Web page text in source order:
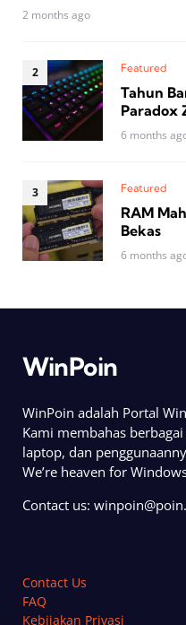
2 months ago
Featured
Tahun
Paradox
6 months
Featured
RAM
Bekas
6 months
WinPoin
WinPoin adalah Portal
Kami membahas
laptop, dan
We’re heaven for
Contact us:
Contact Us
FAQ
Kebijakan Privasi